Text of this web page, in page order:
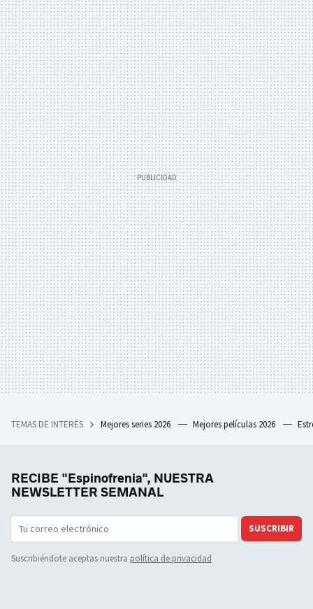
TEMAS DE INTERÉS Mejores series 2026 Mejores películas 2026
RECIBE "Espinofrenia", NUESTRA
NEWSLETTER SEMANAL
SUSCRIBIR
Suscribiéndote aceptas nuestra política de privacidad